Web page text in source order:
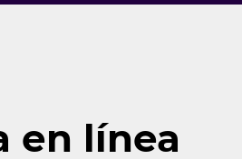
en línea